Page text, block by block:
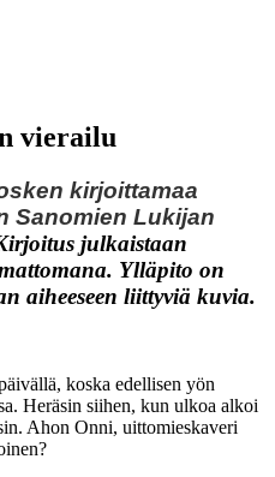
vierailu
kirjoittamaa
Sanomien Lukijan
julkaistaan
Ylläpito on
aiheeseen liittyviä kuvia.
koska edellisen yön
Heräsin siihen, kun ulkoa alkoi
Ahon Onni, uittomieskaveri